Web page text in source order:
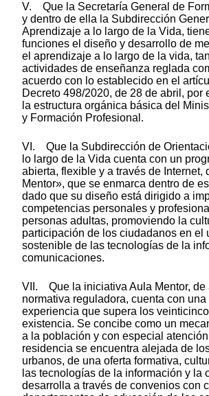
V. Que la Secretaría General de
y dentro de ella la Subdirección
Aprendizaje a lo largo de la Vida,
funciones el diseño y desarrollo de
el aprendizaje a lo largo de la vida,
actividades de enseñanza reglada
acuerdo con lo establecido en el
Decreto 498/2020, de 28 de abril, por
la estructura orgánica básica del
y Formación Profesional.
VI. Que la Subdirección de
lo largo de la Vida cuenta con un
abierta, flexible y a través de Internet,
Mentor», que se enmarca dentro de
dado que su diseño está dirigido a
competencias personales y
personas adultas, promoviendo la
participación de los ciudadanos en el
sostenible de las tecnologías de la
comunicaciones.
VII. Que la iniciativa Aula Mentor, de
normativa reguladora, cuenta con una
experiencia que supera los
existencia. Se concibe como un
a la población y con especial
residencia se encuentra alejada de
urbanos, de una oferta formativa,
las tecnologías de la información y la
desarrolla a través de convenios con